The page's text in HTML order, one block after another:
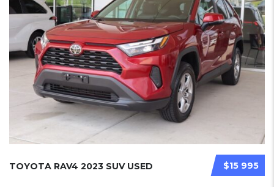
$15 995
TOYOTA RAV4 2023 SUV USED